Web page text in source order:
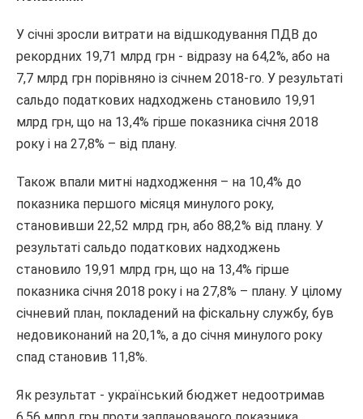
У січні зросли витрати на відшкодування ПДВ до
рекордних 19,71 млрд грн - відразу на 64,2%, або на
7,7 млрд грн порівняно із січнем 2018-го. У результаті
сальдо податкових надходжень становило 19,91
млрд грн, що на 13,4% гірше показника січня 2018
року і на 27,8% – від плану.
Також впали митні надходження – на 10,4% до
показника першого місяця минулого року,
становивши 22,52 млрд грн, або 88,2% від плану. У
результаті сальдо податкових надходжень
становило 19,91 млрд грн, що на 13,4% гірше
показника січня 2018 року і на 27,8% – плану. У цілому
січневий план, покладений на фіскальну службу, був
недовиконаний на 20,1%, а до січня минулого року
спад становив 11,8%.
Як результат - український бюджет недоотримав